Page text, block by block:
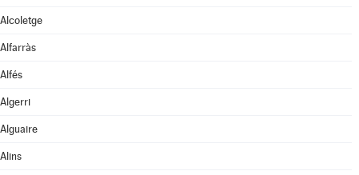
Alcoletge
Alfarràs
Alfés
Algerri
Alguaire
Alins